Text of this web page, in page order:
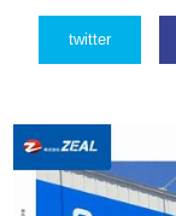
twitter